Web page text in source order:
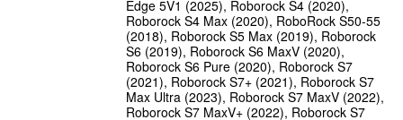
Edge 5V1 (2025), Roborock S4 (2020),
Roborock S4 Max (2020), RoboRock S50-55
(2018), Roborock S5 Max (2019), Roborock
S6 (2019), Roborock S6 MaxV (2020),
Roborock S6 Pure (2020), Roborock S7
(2021), Roborock S7+ (2021), Roborock S7
Max Ultra (2023), Roborock S7 MaxV (2022),
Roborock S7 MaxV+ (2022), Roborock S7